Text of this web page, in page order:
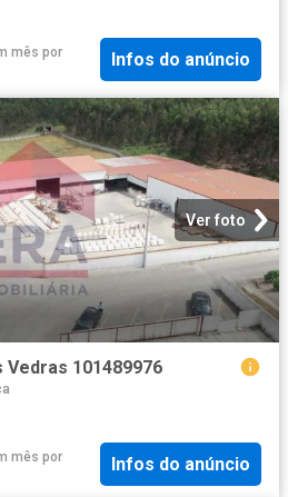
mês por
Infos do anúncio
Ver foto
101489976
mês por
Infos do anúncio